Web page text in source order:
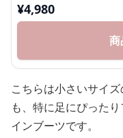
¥4,980
商
こちらは小さいサイ
も、特に足にぴった
インブーツです。